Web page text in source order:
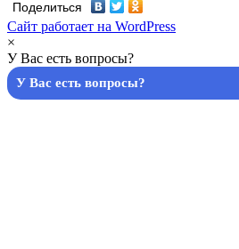
Поделиться
Сайт работает на WordPress
×
У Вас есть вопросы?
У Вас есть вопросы?